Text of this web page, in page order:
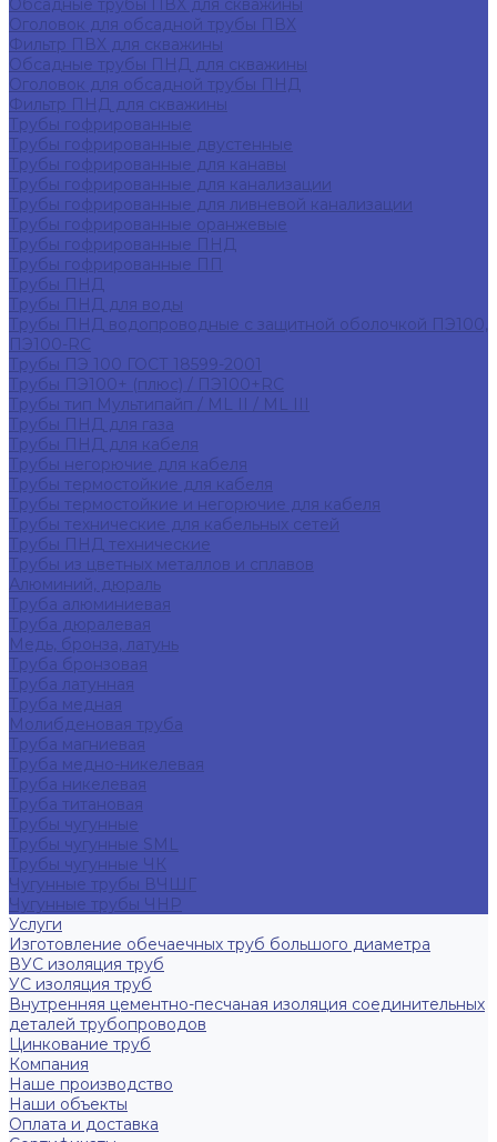
Обсадные трубы ПВХ для скважины
Оголовок для обсадной трубы ПВХ
Фильтр ПВХ для скважины
Обсадные трубы ПНД для скважины
Оголовок для обсадной трубы ПНД
Фильтр ПНД для скважины
Трубы гофрированные
Трубы гофрированные двустенные
Трубы гофрированные для канавы
Трубы гофрированные для канализации
Трубы гофрированные для ливневой канализации
Трубы гофрированные оранжевые
Трубы гофрированные ПНД
Трубы гофрированные ПП
Трубы ПНД
Трубы ПНД для воды
Трубы ПНД водопроводные с защитной оболочкой ПЭ100,
ПЭ100-RC
Трубы ПЭ 100 ГОСТ 18599-2001
Трубы ПЭ100+ (плюс) / ПЭ100+RC
Трубы тип Мультипайп / ML II / ML III
Трубы ПНД для газа
Трубы ПНД для кабеля
Трубы негорючие для кабеля
Трубы термостойкие для кабеля
Трубы термостойкие и негорючие для кабеля
Трубы технические для кабельных сетей
Трубы ПНД технические
Трубы из цветных металлов и сплавов
Алюминий, дюраль
Труба алюминиевая
Труба дюралевая
Медь, бронза, латунь
Труба бронзовая
Труба латунная
Труба медная
Молибденовая труба
Труба магниевая
Труба медно-никелевая
Труба никелевая
Труба титановая
Трубы чугунные
Трубы чугунные SML
Трубы чугунные ЧК
Чугунные трубы ВЧШГ
Чугунные трубы ЧНР
Услуги
Изготовление обечаечных труб большого диаметра
ВУС изоляция труб
УС изоляция труб
Внутренняя цементно-песчаная изоляция соединительных
деталей трубопроводов
Цинкование труб
Компания
Наше производство
Наши объекты
Оплата и доставка